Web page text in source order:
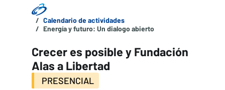
Calendario de actividades
Energía y futuro: Un dialogo abierto
Crecer es posible y Fundación
Alas a Libertad
PRESENCIAL